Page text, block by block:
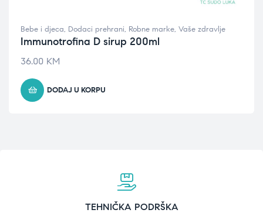
Bebe i djeca, Dodaci prehrani, Robne marke, Vaše zdravlje
Immunotrofina D sirup 200ml
36.00 KM
DODAJ U KORPU
TEHNIČKA PODRŠKA